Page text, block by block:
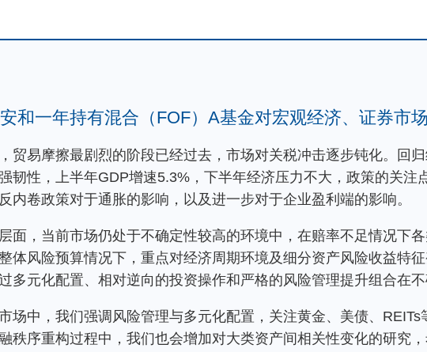
和一年持有混合（FOF）A基金对宏观经济、证券市
贸易摩擦最剧烈的阶段已经过去，市场对关税冲击逐步钝化。回
韧性，上半年GDP增速5.3%，下半年经济压力不大，政策的关注
内卷政策对于通胀的影响，以及进一步对于企业盈利端的影响。
面，当前市场仍处于不确定性较高的环境中，在赔率不足情况下
体风险预算情况下，重点对经济周期环境及细分资产风险收益特
多元化配置、相对逆向的投资操作和严格的风险管理提升组合在不
场中，我们强调风险管理与多元化配置，关注黄金、美债、
秩序重构过程中，我们也会增加对大类资产间相关性变化的研究